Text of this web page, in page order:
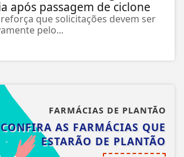
após passagem de ciclone
que solicitações devem ser
pelo...
FARMÁCIAS DE PLANTÃO
CONFIRA AS FARMÁCIAS QUE
ESTARÃO DE PLANTÃO